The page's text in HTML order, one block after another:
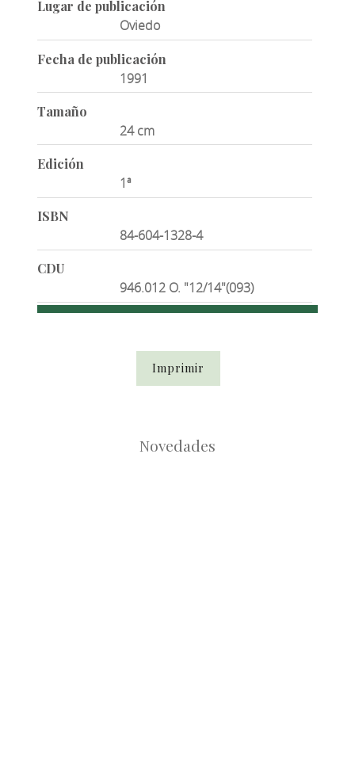
Lugar de publicación
Oviedo
Fecha de publicación
1991
Tamaño
24 cm
Edición
1ª
ISBN
84-604-1328-4
CDU
946.012 O. "12/14"(093)
Imprimir
Novedades